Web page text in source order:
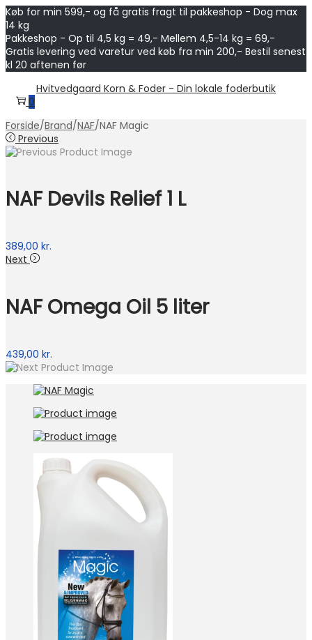
Køb for min 599,- og få gratis fragt til pakkeshop - Dog max
14 kg
Pakkeshop - Op til 4,5 kg = 49,- Mellem 4,5-14 kg = 69,-
Gratis levering ved varetur ved køb fra min 200,- Bestil senest
kl 20 aftenen før
to
to
Hvitvedgaard Korn & Foder - Din lokale foderbutik
0
Forside/Brand/NAF/NAF Magic
Previous
NAF Devils Relief 1 L
389,00 kr.
Next
NAF Omega Oil 5 liter
439,00 kr.